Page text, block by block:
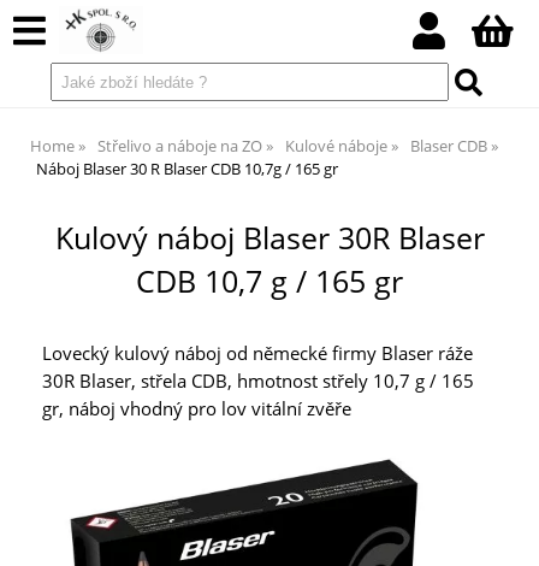
Home Střelivo a náboje na ZO Kulové náboje
Blaser CDB
Náboj Blaser 30 R Blaser CDB 10,7g / 165 gr
Kulový náboj Blaser 30R Blaser
CDB 10,7 g / 165 gr
Lovecký kulový náboj od německé firmy Blaser ráže
30R Blaser, střela CDB, hmotnost střely 10,7 g / 165
gr, náboj vhodný pro lov vitální zvěře